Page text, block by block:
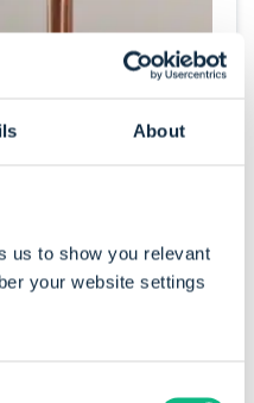
About
us to show you relevant
your website settings
wordt